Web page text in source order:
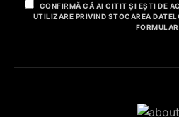
CONFIRMĂ CĂ AI CITIT ȘI EȘTI DE
UTILIZARE PRIVIND STOCAREA